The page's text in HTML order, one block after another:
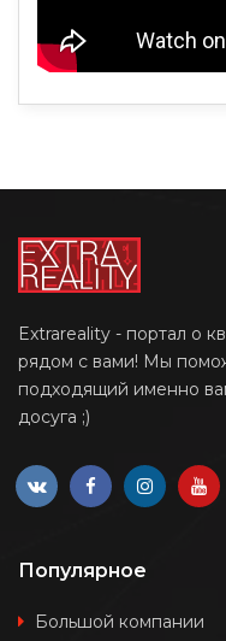
Extrareality - портал о
рядом с вами! Мы
подходящий именно
досуга ;)
Популярное
Большой компании